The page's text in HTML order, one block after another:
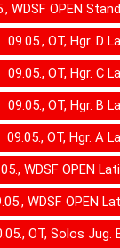
WDSF OPEN
09.05., OT, Hgr. D
09.05., OT, Hgr. C
09.05., OT, Hgr. B
09.05., OT, Hgr. A
WDSF OPEN
WDSF OPEN
OT, Solos Jug.